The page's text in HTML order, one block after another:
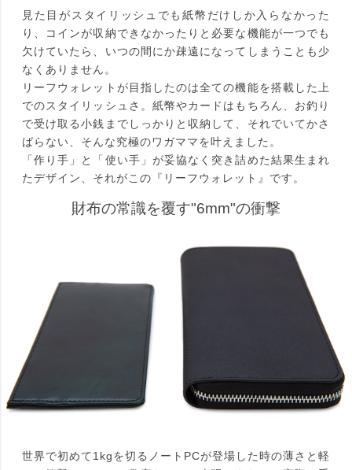
見た目がスタイリッシュでも紙幣だけしか入らなかった
り、コインが収納できなかったりと必要な機能が一つでも
欠けていたら、いつの間にか疎遠になってしまうことも少
なくありません。
リーフウォレットが目指したのは全ての機能を搭載した上
でのスタイリッシュさ。紙幣やカードはもちろん、お釣り
で受け取る小銭までしっかりと収納して、それでいてかさ
ばらない、そんな究極のワガママを叶えました。
「作り手」と「使い手」が妥協なく突き詰めた結果生まれ
たデザイン、それがこの『リーフウォレット』です。
財布の常識を覆す"6mm"の衝撃
世界で初めて1kgを切るノートPCが登場した時の薄さと軽